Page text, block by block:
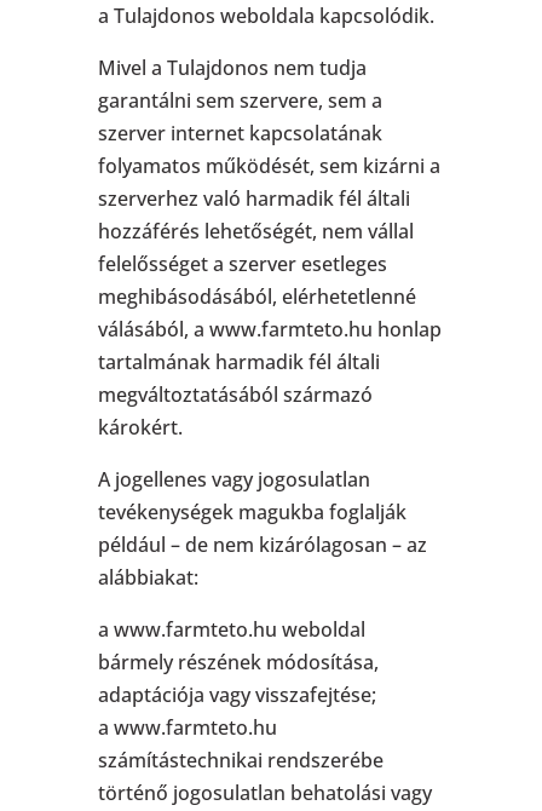
a Tulajdonos weboldala kapcsolódik.
Mivel a Tulajdonos nem tudja
garantálni sem szervere, sem a
szerver internet kapcsolatának
folyamatos működését, sem kizárni a
szerverhez való harmadik fél általi
hozzáférés lehetőségét, nem vállal
felelősséget a szerver esetleges
meghibásodásából, elérhetetlenné
válásából, a www.farmteto.hu honlap
tartalmának harmadik fél általi
megváltoztatásából származó
károkért.
A jogellenes vagy jogosulatlan
tevékenységek magukba foglalják
például – de nem kizárólagosan – az
alábbiakat:
a www.farmteto.hu weboldal
bármely részének módosítása,
adaptációja vagy visszafejtése;
a www.farmteto.hu
számítástechnikai rendszerébe
történő jogosulatlan behatolási vagy